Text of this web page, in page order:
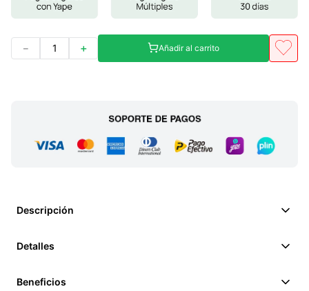
＋
－ Añadir al carrito
Descripción
Detalles
Beneficios